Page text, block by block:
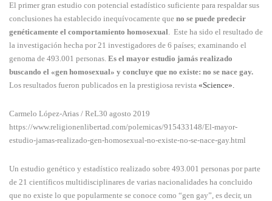
El primer gran estudio con potencial estadístico suficiente para respaldar sus
conclusiones ha establecido inequívocamente que no se puede predecir
genéticamente el comportamiento homosexual. Este ha sido el resultado de
la investigación hecha por 21 investigadores de 6 países; examinando el
genoma de 493.001 personas. Es el mayor estudio jamás realizado
buscando el «gen homosexual» y concluye que no existe: no se nace gay.
Los resultados fueron publicados en la prestigiosa revista «Science».
Carmelo López-Arias / ReL30 agosto 2019
https://www.religionenlibertad.com/polemicas/915433148/El-mayor-
estudio-jamas-realizado-gen-homosexual-no-existe-no-se-nace-gay.html
Un estudio genético y estadístico realizado sobre 493.001 personas por parte
de 21 científicos multidisciplinares de varias nacionalidades ha concluido
que no existe lo que popularmente se conoce como “gen gay”, es decir, un